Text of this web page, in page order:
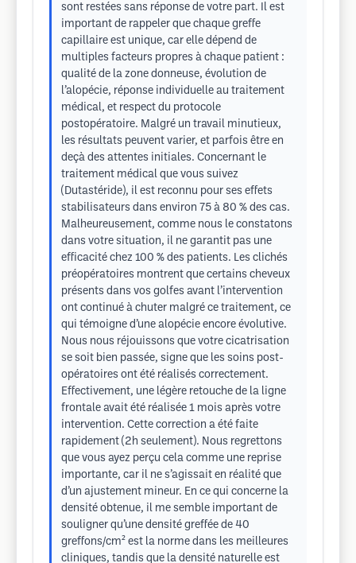
sont restées sans réponse de votre part. Il est
important de rappeler que chaque greffe
capillaire est unique, car elle dépend de
multiples facteurs propres à chaque patient :
qualité de la zone donneuse, évolution de
l’alopécie, réponse individuelle au traitement
médical, et respect du protocole
postopératoire. Malgré un travail minutieux,
les résultats peuvent varier, et parfois être en
deçà des attentes initiales. Concernant le
traitement médical que vous suivez
(Dutastéride), il est reconnu pour ses effets
stabilisateurs dans environ 75 à 80 % des cas.
Malheureusement, comme nous le constatons
dans votre situation, il ne garantit pas une
efficacité chez 100 % des patients. Les clichés
préopératoires montrent que certains cheveux
présents dans vos golfes avant l’intervention
ont continué à chuter malgré ce traitement, ce
qui témoigne d’une alopécie encore évolutive.
Nous nous réjouissons que votre cicatrisation
se soit bien passée, signe que les soins post-
opératoires ont été réalisés correctement.
Effectivement, une légère retouche de la ligne
frontale avait été réalisée 1 mois après votre
intervention. Cette correction a été faite
rapidement (2h seulement). Nous regrettons
que vous ayez perçu cela comme une reprise
importante, car il ne s’agissait en réalité que
d’un ajustement mineur. En ce qui concerne la
densité obtenue, il me semble important de
souligner qu’une densité greffée de 40
greffons/cm² est la norme dans les meilleures
cliniques, tandis que la densité naturelle est